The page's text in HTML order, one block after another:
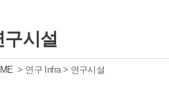
구시설
> 연구 Infra > 연구시설